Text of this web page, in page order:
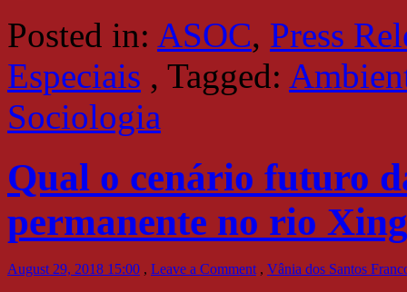
Posted in: ASOC, Press
Especiais , Tagged:
Sociologia
Qual o cenário futuro
permanente no rio
August 29, 2018 15:00 , Leave a Comment, Vânia dos Santos